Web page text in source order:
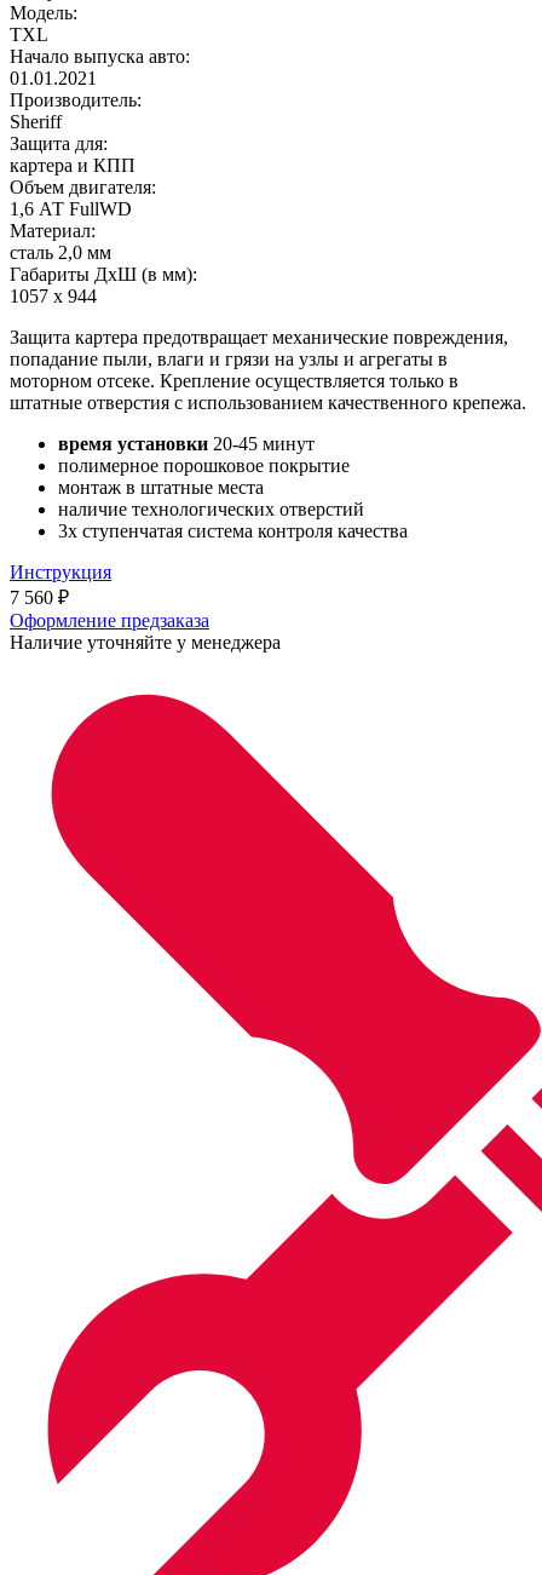
Модель:
TXL
Начало выпуска авто:
01.01.2021
Производитель:
Sheriff
Защита для:
картера и КПП
Объем двигателя:
1,6 АТ FullWD
Материал:
сталь 2,0 мм
Габариты ДхШ (в мм):
1057 х 944
Защита картера предотвращает механические повреждения,
попадание пыли, влаги и грязи на узлы и агрегаты в
моторном отсеке. Крепление осуществляется только в
штатные отверстия с использованием качественного крепежа.
время установки 20-45 минут
полимерное порошковое покрытие
монтаж в штатные места
наличие технологических отверстий
3х ступенчатая система контроля качества
Инструкция
7 560 ₽
Оформление предзаказа
Наличие уточняйте у менеджера